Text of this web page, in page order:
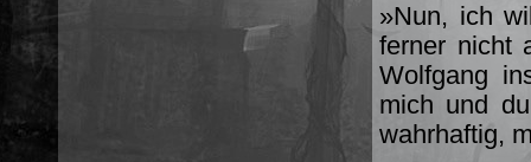
»Nun, ich
ferner nicht
Wolfgang
mich und
wahrhaftig,